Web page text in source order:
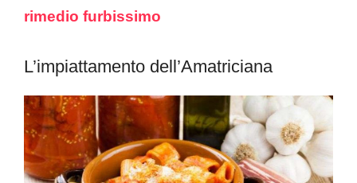
rimedio furbissimo
L’impiattamento dell’Amatriciana